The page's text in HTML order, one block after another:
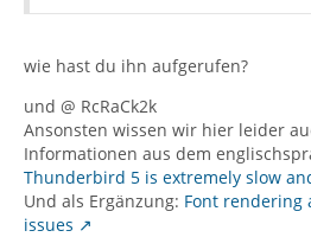
wie hast du ihn aufgerufen?
und @ RcRaCk2k
Ansonsten wissen wir hier leider
Informationen aus dem
Thunderbird 5 is extremely slow
Und als Ergänzung: Font rendering
issues